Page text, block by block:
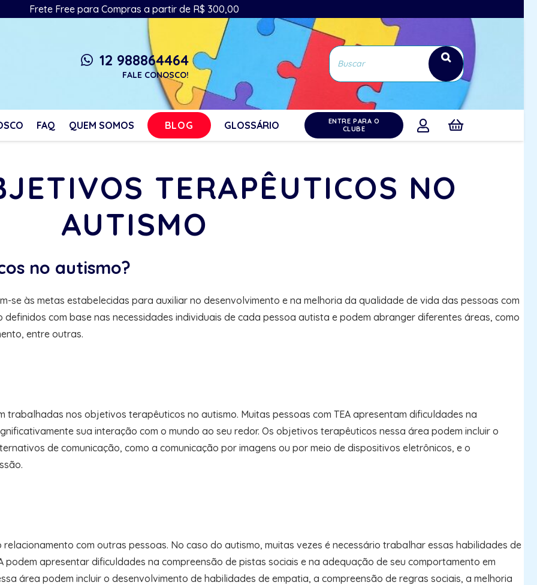
Frete Free para Compras a partir de R$ 300,00
whatsapp 12 988864464
FALE CONOSCO!
FAQ QUEM SOMOS BLOG GLOSSÁRIO
ENTRE PARA O
CLUBE
TERAPÊUTICOS NO
AUTISMO
no autismo?
se às metas estabelecidas para auxiliar no desenvolvimento e na melhoria da qualidade de vida das pessoas com
com base nas necessidades individuais de cada pessoa autista e podem abranger diferentes áreas, como
entre outras.
trabalhadas nos objetivos terapêuticos no autismo. Muitas pessoas com TEA apresentam dificuldades na
sua interação com o mundo ao seu redor. Os objetivos terapêuticos nessa área podem incluir o
de comunicação, como a comunicação por imagens ou por meio de dispositivos eletrônicos, e o
com outras pessoas. No caso do autismo, muitas vezes é necessário trabalhar essas habilidades de
podem apresentar dificuldades na compreensão de pistas sociais e na adequação de seu comportamento em
área podem incluir o desenvolvimento de habilidades de empatia, a compreensão de regras sociais, a melhoria